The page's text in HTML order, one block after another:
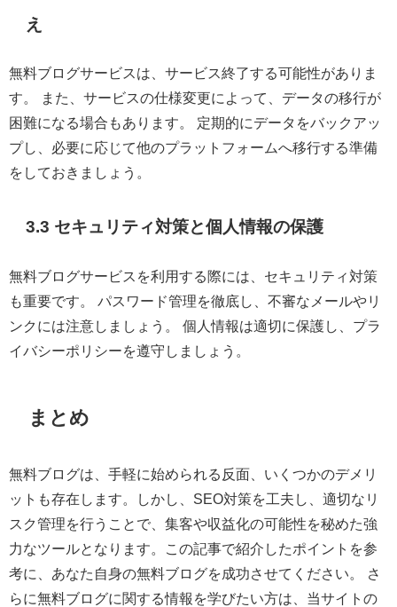
え
無料ブログサービスは、サービス終了する可能性がありま
す。 また、サービスの仕様変更によって、データの移行が
困難になる場合もあります。 定期的にデータをバックアッ
プし、必要に応じて他のプラットフォームへ移行する準備
をしておきましょう。
3.3 セキュリティ対策と個人情報の保護
無料ブログサービスを利用する際には、セキュリティ対策
も重要です。 パスワード管理を徹底し、不審なメールやリ
ンクには注意しましょう。 個人情報は適切に保護し、プラ
イバシーポリシーを遵守しましょう。
まとめ
無料ブログは、手軽に始められる反面、いくつかのデメリ
ットも存在します。しかし、SEO対策を工夫し、適切なリ
スク管理を行うことで、集客や収益化の可能性を秘めた強
力なツールとなります。この記事で紹介したポイントを参
考に、あなた自身の無料ブログを成功させてください。 さ
らに無料ブログに関する情報を学びたい方は、当サイトの